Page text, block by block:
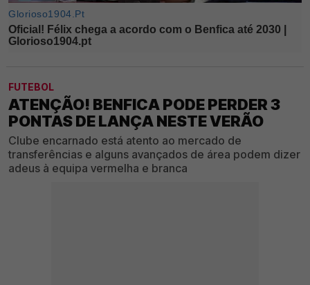
FUTEBOL
ATENÇÃO! BENFICA PODE PERDER 3
PONTAS DE LANÇA NESTE VERÃO
Clube encarnado está atento ao mercado de
transferências e alguns avançados de área podem dizer
adeus à equipa vermelha e branca